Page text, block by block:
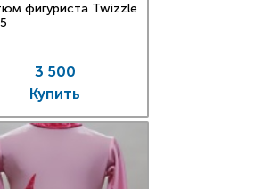
фигуриста Twizzle
3 500
Купить